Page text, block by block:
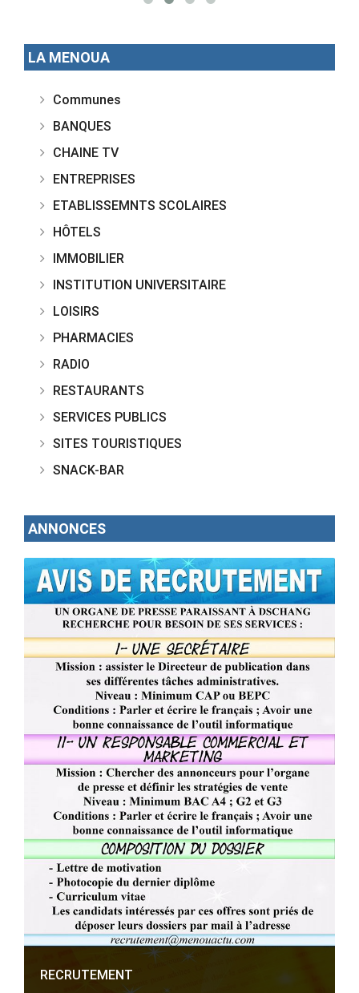
LA MENOUA
Communes
BANQUES
CHAINE TV
ENTREPRISES
ETABLISSEMNTS SCOLAIRES
HÔTELS
IMMOBILIER
INSTITUTION UNIVERSITAIRE
LOISIRS
PHARMACIES
RADIO
RESTAURANTS
SERVICES PUBLICS
SITES TOURISTIQUES
SNACK-BAR
ANNONCES
RECRUTEMENT